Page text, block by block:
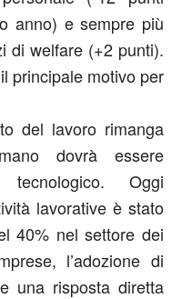
anno) e sempre più
di welfare (+2 punti).
principale motivo per
del lavoro rimanga
dovrà essere
Oggi
lavorative è stato
40% nel settore dei
l’adozione di
una risposta diretta